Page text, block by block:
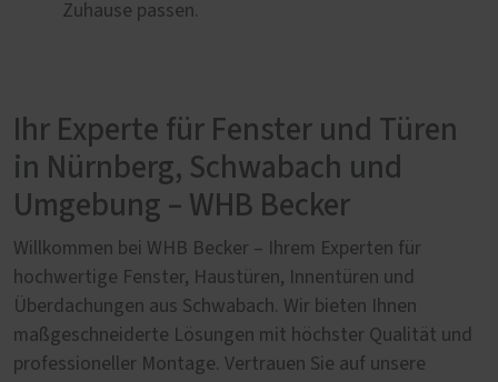
Zuhause passen.
Ihr Experte für Fenster und Türen
in Nürnberg, Schwabach und
Umgebung – WHB Becker
Willkommen bei WHB Becker – Ihrem Experten für
hochwertige Fenster, Haustüren, Innentüren und
Überdachungen aus Schwabach. Wir bieten Ihnen
maßgeschneiderte Lösungen mit höchster Qualität und
professioneller Montage. Vertrauen Sie auf unsere